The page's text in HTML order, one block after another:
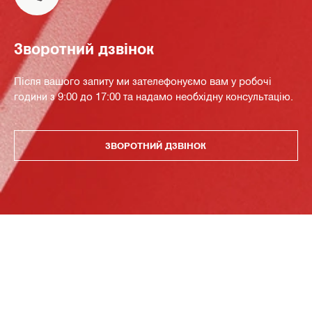
Зворотний дзвінок
Після вашого запиту ми зателефонуємо вам у робочі
години з 9:00 до 17:00 та надамо необхідну консультацію.
ЗВОРОТНИЙ ДЗВІНОК